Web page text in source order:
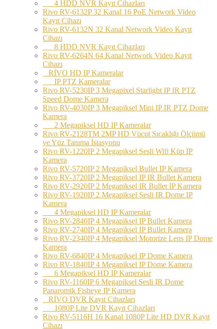
4 HDD NVR Kayıt Cihazları
Rivo RV-6132P 32 Kanal 16 PoE Network Video
Kayıt Cihazı
Rivo RV-6132N 32 Kanal Network Video Kayıt
Cihazı
8 HDD NVR Kayıt Cihazları
Rivo RV-6264N 64 Kanal Network Video Kayıt
Cihazı
RİVO HD IP Kameralar
IP PTZ Kameralar
Rivo RV-5230IP 3 Megapixel Starlight IP IR PTZ
Speed Dome Kamera
Rivo RV-4030IP 3 Megapiksel Mini IP IR PTZ Dome
Kamera
2 Megapiksel HD IP Kameralar
Rivo RV-2128TM 2MP HD Vücut Sıcaklığı Ölçümü
ve Yüz Tanıma İstasyonu
Rivo RV-1220IP 2 Megapiksel Sesli Wifi Küp IP
Kamera
Rivo RV-5720IP 2 Megapiksel Bullet IP Kamera
Rivo RV-3720IP 2 Megapiksel IP IR Bullet Kamera
Rivo RV-2920IP 2 Megapiksel IR Bullet IP Kamera
Rivo RV-1920IP 2 Megapiksel Sesli IR Dome IP
Kamera
4 Megapiksel HD IP Kameralar
Rivo RV-2840IP 4 Megapiksel IP Bullet Kamera
Rivo RV-2740IP 4 Megapiksel IP Bullet Kamera
Rivo RV-2340IP 4 Megapiksel Motorize Lens IP Dome
Kamera
Rivo RV-6840IP 4 Megapiksel IP Dome Kamera
Rivo RV-1840IP 4 Megapiksel IP Dome Kamera
6 Megapiksel HD IP Kameralar
Rivo RV-1160IP 6 Megapiksel Sesli IR Dome
Panaromik Fisheye IP Kamera
RİVO DVR Kayıt Cihazları
1080P Lite DVR Kayıt Cihazları
Rivo RV-5116H 16 Kanal 1080P Lite HD DVR Kayıt
Cihazı